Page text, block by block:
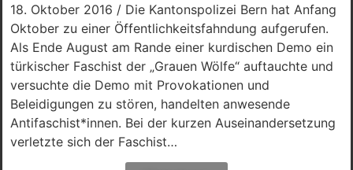
18. Oktober 2016 / Die Kantonspolizei Bern hat Anfang
Oktober zu einer Öffentlichkeitsfahndung aufgerufen.
Als Ende August am Rande einer kurdischen Demo ein
türkischer Faschist der „Grauen Wölfe“ auftauchte und
versuchte die Demo mit Provokationen und
Beleidigungen zu stören, handelten anwesende
Antifaschist*innen. Bei der kurzen Auseinandersetzung
verletzte sich der Faschist…